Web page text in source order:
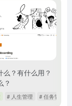
么？有什么用？
？
# 人生管理 # 任务管理